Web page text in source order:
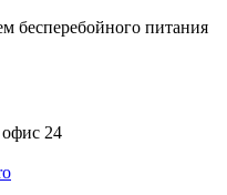
бесперебойного питания
24